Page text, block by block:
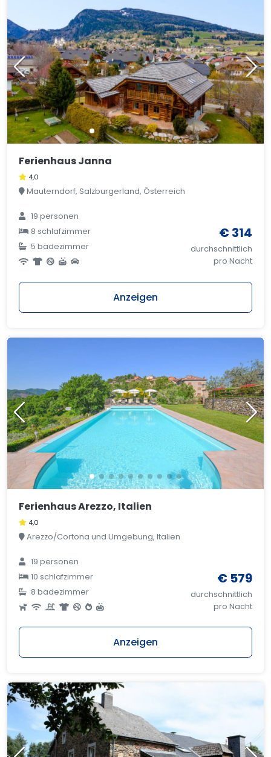
Ferienhaus Janna
4,0
Mauterndorf, Salzburgerland, Österreich
19 personen
8 schlafzimmer
5 badezimmer
€ 314
durchschnittlich
pro Nacht
Anzeigen
Ferienhaus Arezzo, Italien
4,0
Arezzo/Cortona und Umgebung, Italien
19 personen
10 schlafzimmer
8 badezimmer
€ 579
durchschnittlich
pro Nacht
Anzeigen